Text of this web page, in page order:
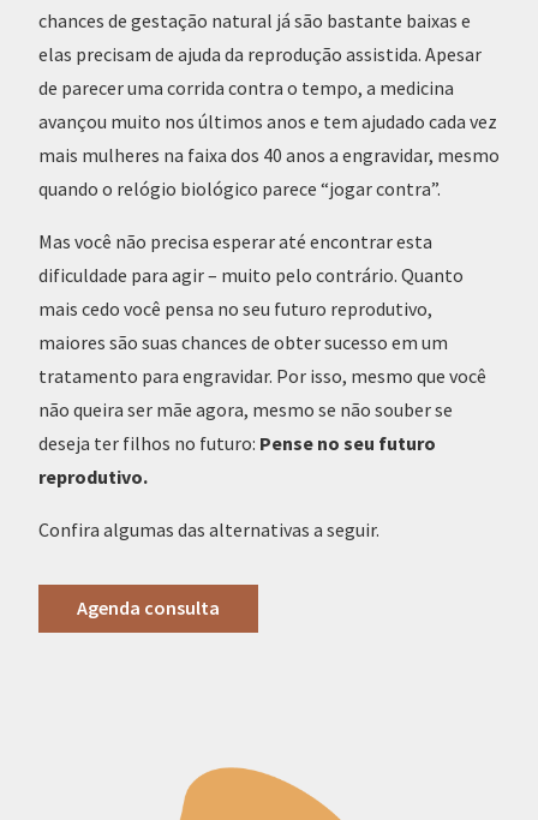
chances de gestação natural já são bastante baixas e
elas precisam de ajuda da reprodução assistida. Apesar
de parecer uma corrida contra o tempo, a medicina
avançou muito nos últimos anos e tem ajudado cada vez
mais mulheres na faixa dos 40 anos a engravidar, mesmo
quando o relógio biológico parece “jogar contra”.
Mas você não precisa esperar até encontrar esta
dificuldade para agir – muito pelo contrário. Quanto
mais cedo você pensa no seu futuro reprodutivo,
maiores são suas chances de obter sucesso em um
tratamento para engravidar. Por isso, mesmo que você
não queira ser mãe agora, mesmo se não souber se
deseja ter filhos no futuro: Pense no seu futuro
reprodutivo.
Confira algumas das alternativas a seguir.
Agenda consulta